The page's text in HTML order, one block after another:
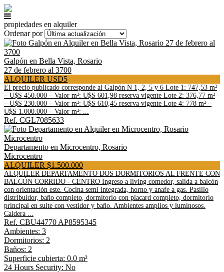
propiedades en alquiler
Ordenar por
Galpón en Bella Vista, Rosario
27 de febrero al 3700
ALQUILER USD5
El precio publicado corresponde al Galpón N 1, 2, 5 y 6 Lote 1: 747,53 m²
– U$S 450.000 – Valor m²: U$S 601,98 reserva vigente Lote 2: 376,77 m²
– U$S 230.000 – Valor m²: U$S 610,45 reserva vigente Lote 4: 778 m² –
U$S 1.000.000 – Valor m²: ...
Ref. CGL7085633
Departamento en Microcentro, Rosario
Microcentro
ALQUILER $1.500.000
ALQUILER DEPARTAMENTO DOS DORMITORIOS AL FRENTE CON
BALCÓN CORRIDO - CENTRO Ingreso a living comedor, salida a balcón
con orientación este. Cocina semi integrada, horno y anafe a gas. Pasillo
distribuidor, baño completo, dormitorio con placard completo, dormitorio
principal en suite con vestidor y baño. Ambientes amplios y luminosos.
Caldera ...
Ref. CBU44770 AP8595345
Ambientes: 3
Dormitorios: 2
Baños: 2
Superficie cubierta: 0.0 m²
24 Hours Security: No